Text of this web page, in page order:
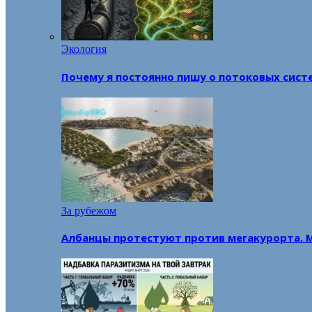
Экология
Почему я постоянно пишу о потоковых
За рубежом
Албанцы протестуют против мегакурорта.